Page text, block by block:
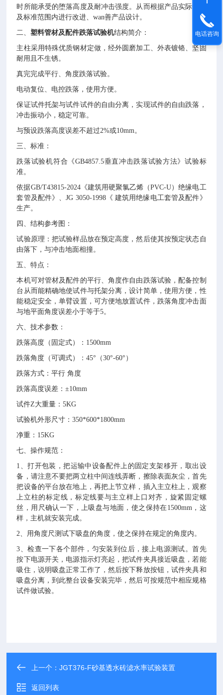
时所能承受的堕落高度及耐冲击强度。 从而根据产品实际情况
及标准范围内进行改进、wan善产品设计。
二、塑料管材及配件跌落试验机结构简介：
主柱采用特殊优质钢材定做，经外圆磨加工、外表镀铬、坚固
耐用且不生锈。
真完完成平行、角度跌落试验。
电动复位、电控跌落，使用方便。
保证试件托架与试件试件的自由分离，实现试件的自由跌落，
冲击振动小，稳定可靠。
与预设跌落高度误差不超过2%或10mm。
三、标准：
跌落试验机符合《GB4857.5垂直冲击跌落试验方法》试验标
准。
依据GB/T43815-2024《建筑用硬聚氯乙烯（PVC-U）绝缘电工
套管及配件》、JG 3050-1998《 建筑用绝缘电工套管及配件》
生产。
四、结构参考图：
试验原理：把试验样品放在预定高度，然后使其按预定状态自
由落下，与冲击地面相撞。
五、特点：
本机可对管材及配件的平行、角度作自由跌落试验，配备控制
台从而能精确地使试件与托架分离，设计简单，使用方便，性
能稳定安全，单臂设置，可方便地放置试件，跌落角度冲击面
与地平面角度误差小于等于5。
六、技术参数：
跌落高度（固定式）： 1500mm
跌落角度（可调式）：45°（30°-60°）
跌落方式：平行 角度
跌落高度误差：±10mm
试件Z大重量：5KG
试验机外形尺寸：350*600*1800mm
净重： 15KG
七、操作规范：
1、打开包装，把运输中设备配件上的固定支架移开，取出设
备，请注意不要把两立柱中间连线弄断，擦除表面灰尘，首先
把设备的平台放在地上，再把上节立样，插入主立柱上，观察
上立柱的标定线，标定线要与主立样上口对齐，旋紧固定螺
丝，用尺确认一下，上吸盘与地面，使之保持在1500mm，这
样，主机就安装完成。
2、用角度尺测试下吸盘的角度，使之保持在规定的角度内。
3、检查一下各个部件，匀安装到位后，接上电源测试。首先
按下电源开关，电源指示灯亮起，把试件夹具接近吸盘，若能
吸住，说明吸盘正常工作了，然后按下释放按钮，试件夹具和
吸盘分离，到此整台设备安装完毕，然后可按规范中相应规格
试件做试验。
上一个：JGT376-F砂基透水砖滤水率试验装置
返回列表
电话咨询